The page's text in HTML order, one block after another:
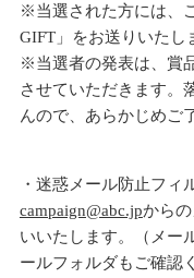
※当選された方には、
GIFT」をお送りいたし
※当選者の発表は、賞
させていただきます。
んので、あらかじめご
・迷惑メール防止フィ
campaign@abc.jpから
いいたします。（メー
ールフォルダもご確認